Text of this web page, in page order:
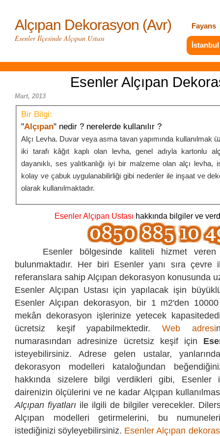
Alçıpan Dekorasyon (Avr)
Esenler İlçesinde Alçıpan Ustası
Fayans
Esenler Alçıpan
Mart, 2013
Bir Bilgi:
"Alçıpan" nedir ? nerelerde kullanılır ?
Alçı Levha. Duvar veya asma tavan yapımında kullanılmak
iki tarafı kâğıt kaplı olan levha, genel adıyla kartonlu
dayanıklı, ses yalıtkanlığı iyi bir malzeme olan alçı levha,
kolay ve çabuk uygulanabilirliği gibi nedenler ile inşaat ve
olarak kullanılmaktadır.
Esenler Alçıpan Ustası hakkında bilgiler ve
Esenler bölgesinde kaliteli hizmet veren
bulunmaktadır. Her biri Esenler yanı sıra
referanslara sahip Alçıpan dekorasyon konusunda
Esenler Alçıpan Ustası için yapılacak işin
Esenler Alçıpan dekorasyon, bir 1 m2'den
mekân dekorasyon işlerinize yetecek
ücretsiz keşif yapabilmektedir. Web adresi
numarasından adresinize ücretsiz keşif için
isteyebilirsiniz. Adrese gelen ustalar,
dekorasyon modelleri kataloğundan
hakkında sizelere bilgi verdikleri gibi, Esenler
dairenizin ölçülerini ve ne kadar Alçıpan
Alçıpan fiyatları ile ilgili de bilgiler verecekler.
Alçıpan modelleri getirmelerini, bu
istediğinizi söyleyebilirsiniz. Esenler Alçıpan